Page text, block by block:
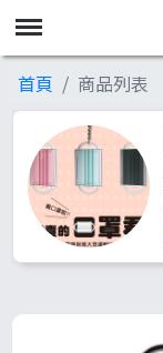
首頁 商品列表